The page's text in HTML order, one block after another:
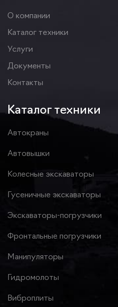
О компании
Каталог техники
Услуги
Документы
Контакты
Каталог техники
Автокраны
Автовышки
Колесные экскаваторы
Гусеничные экскаваторы
Экскаваторы-погрузчики
Фронтальные погрузчики
Манипуляторы
Гидромолоты
Виброплиты